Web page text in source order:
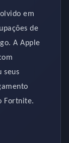
em
de
A Apple
seus
Fortnite.